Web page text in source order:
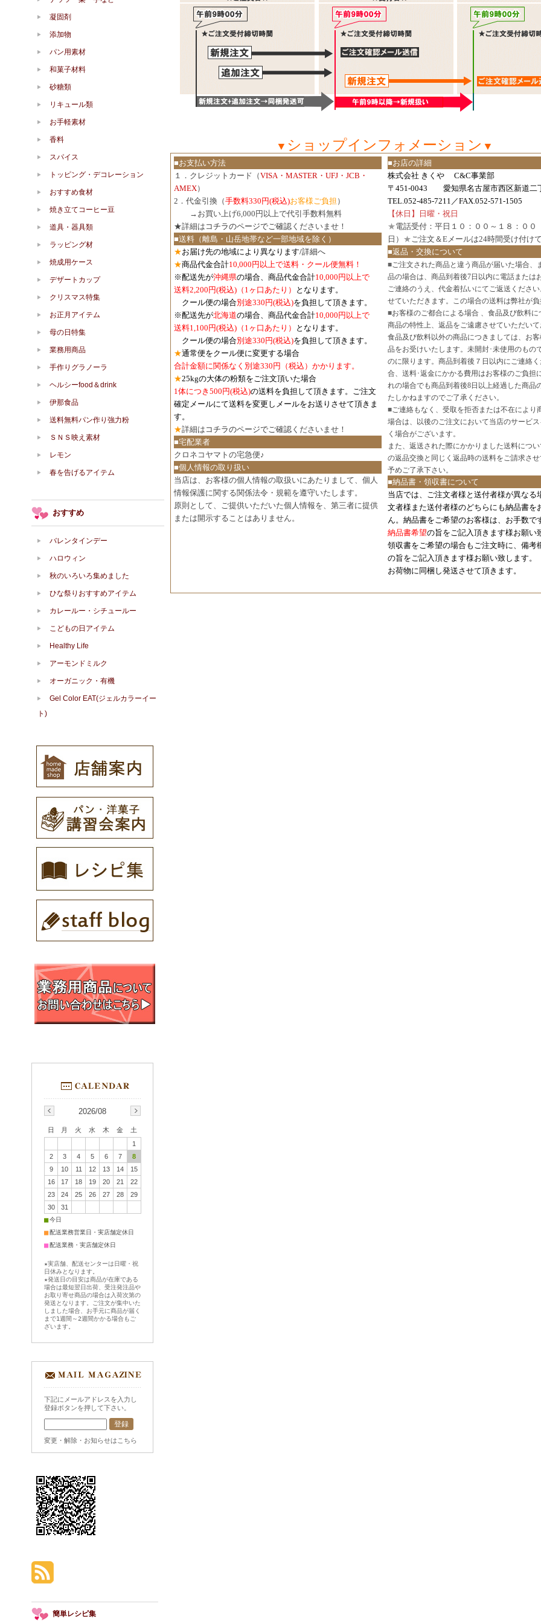
▼ ショップインフォメーション ▼
■お支払い方法
１．クレジットカード（VISA・MASTER・UFJ・JCB・
AMEX）
2．代金引換（手数料330円(税込)お客様ご負担 ）
→お買い上げ6,000円以上で代引手数料無料
★詳細は コチラのページでご確認 くださいませ！
■送料（離島・山岳地帯など一部地域を除く）
★お届け先の地域により異なります/詳細へ
★商品代金合計10,000円以上で送料・クール便無料！
※配送先が沖縄県の場合、商品代金合計10,000円以上で
送料2,200円(税込)（1ヶ口あたり）
となります。
クール便の場合別途330円(税込)を負担して頂きます。
※配送先が北海道の場合、商品代金合計10,000円以上で
送料1,100円(税込) （1ヶ口あたり）
となります。
クール便の場合別途330円(税込)を負担して頂きます。
★通常便をクール便に変更する場合
合計金額に関係なく別途330円（税込）かかります。
★25kgの大体の粉類をご注文頂いた場合
1体につき500円(税込)の送料を負担して頂きます。ご注文
確定メールにて送料を変更しメールをお送りさせて頂きま
す。
★詳細は コチラのページでご確認 くださいませ！
■宅配業者
クロネコヤマトの宅急便♪
■個人情報の取り扱い
当店は、お客様の個人情報の取扱いにあたりまして、個人
情報保護に関する関係法令・規範を遵守いたします。
原則として、ご提供いただいた個人情報を、第三者に提供
または開示することはありません。
■お店の詳細
株式会社 きくや C&C事業部
〒451-0043 愛知県名古屋市西区新道二
TEL.052-485-7211／FAX.052-571-1505
【休日】日曜・祝日
★電話受付：平日１０：００～１８：００
日） ★ご注文＆Eメールは24時間受け付け
■返品・交換について
■ご注文された商品と違う商品が届いた場合、
品の場合は、商品到着後7日以内に電話または
ご連絡のうえ、代金着払いにてご返送くださ
せていただきます。この場合の送料は弊社が負
■お客様のご都合による場合 、食品及び飲料に
商品の特性上、返品をご遠慮させていただいて
食品及び飲料以外の商品につきましては、お
品をお受けいたします。未開封･未使用のもの
のに限ります。商品到着後７日以内にご連絡
合、送料･返金にかかる費用はお客様のご負担
れの場合でも商品到着後8日以上経過した商品
たしかねますのでご了承ください。
■ご連絡もなく、受取を拒否または不在により
場合は、以後のご注文において当店のサービ
く場合がございます。
また、返送された際にかかりました送料につ
の返品交換と同じく返品時の送料をご請求さ
予めご了承下さい。
■納品書・領収書について
当店では、ご注文者様と送付者様が異なる
文者様また送付者様のどちらにも納品書を
ん。納品書をご希望のお客様は、お手数で
納品書希望の旨をご記入頂きます様お願い
領収書をご希望の場合もご注文時に、備考
の旨をご記入頂きます様お願い致します。
お荷物に同梱し発送させて頂きます。
凝固剤
添加物
パン用素材
和菓子材料
砂糖類
リキュール類
お手軽素材
香料
スパイス
トッピング・デコレーション
おすすめ食材
焼き立てコーヒー豆
道具・器具類
ラッピング材
焼成用ケース
デザートカップ
クリスマス特集
お正月アイテム
母の日特集
業務用商品
手作りグラノーラ
ヘルシーfood＆drink
伊那食品
送料無料パン作り強力粉
ＳＮＳ映え素材
レモン
春を告げるアイテム
おすすめ
バレンタインデー
ハロウィン
秋のいろいろ集めました
ひな祭りおすすめアイテム
カレールー・シチュールー
こどもの日アイテム
Healthy Life
アーモンドミルク
オーガニック・有機
Gel Color EAT(ジェルカラーイー
ト)
2026/08
日 月 火 水 木 金
土
1
2
3 4 5 6 7
8
9
10 11 12 13 14
15
16
17 18 19 20 21
22
23
24 25 26 27 28
29
30
31
■今日
■配送業務営業日・実店舗定休日
■配送業務・実店舗定休日
★実店舗、配送センターは日曜・祝
日休みとなります。
★発送日の目安は商品が在庫である
場合は最短翌日出荷、受注発注品や
お取り寄せ商品の場合は入荷次第の
発送となります。ご注文が集中いた
しました場合、お手元に商品が届く
まで1週間～2週間かかる場合もご
ざいます。
下記にメールアドレスを入力し
登録ボタンを押して下さい。
変更・解除・お知らせはこちら
簡単レシピ集